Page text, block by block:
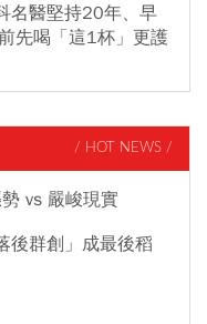
名醫堅持20年、早
先喝「這1杯」更護
/ HOT NEWS /
vs 嚴峻現實
後群創」成最後稻